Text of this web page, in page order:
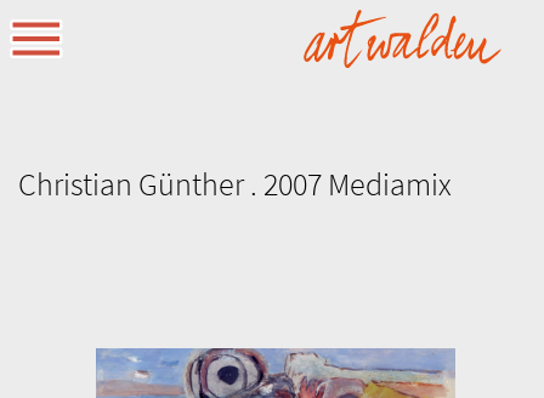
Christian Günther . 2007 Mediamix